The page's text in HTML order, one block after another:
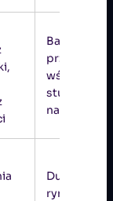
Bardzo
przypadek
wśród
studentów i
nauczycieli
Duży udział
rynku,